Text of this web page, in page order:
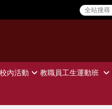
校內活動 教職員工生運動班